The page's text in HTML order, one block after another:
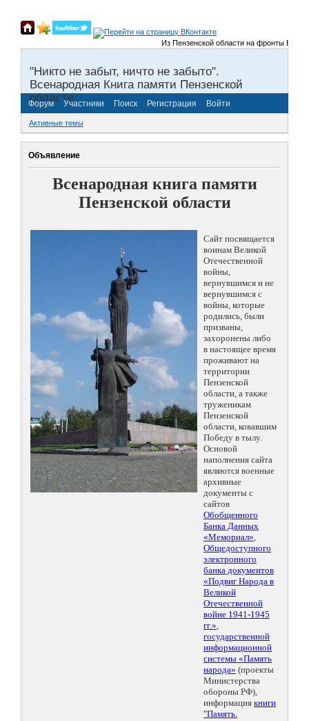
Из Пензенской области на фронты
"Никто не забыт, ничто не забыто".
Всенародная Книга памяти Пензенской
области.
Форум Участники Поиск Регистрация Войти
Активные темы
Объявление
Всенародная книга памяти
Пензенской области
Сайт посвящается
воинам Великой
Отечественной
войны,
вернувшимся и не
вернувшимся с
войны, которые
родились, были
призваны,
захоронены либо
в настоящее время
проживают на
территории
Пензенской
области, а также
труженикам
Пензенской
области, ковавшим
Победу в тылу.
Основой
наполнения сайта
являются военные
архивные
документы с
сайтов
Обобщенного
Банка Данных
«Мемориал»,
Общедоступного
электронного
банка документов
«Подвиг Народа в
Великой
Отечественной
войне 1941-1945
гг.»,
государственной
информационной
системы «Память
народа» (проекты
Министерства
обороны РФ),
информация книги
"Память.